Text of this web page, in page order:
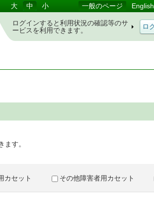
大 中 小 一般のページ English
ログインすると利用状況の確認等のサ
ービスを利用できます。
ます。
カセット その他障害者用カセット